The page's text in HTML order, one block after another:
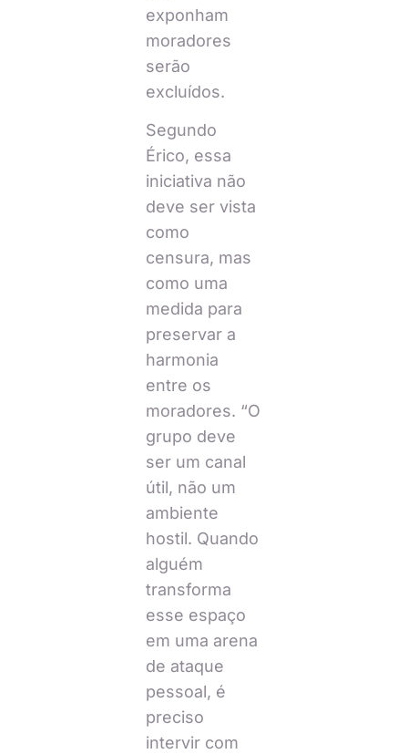
exponham
moradores
serão
excluídos.
Segundo
Érico, essa
iniciativa não
deve ser vista
como
censura, mas
como uma
medida para
preservar a
harmonia
entre os
moradores. “O
grupo deve
ser um canal
útil, não um
ambiente
hostil. Quando
alguém
transforma
esse espaço
em uma arena
de ataque
pessoal, é
preciso
intervir com